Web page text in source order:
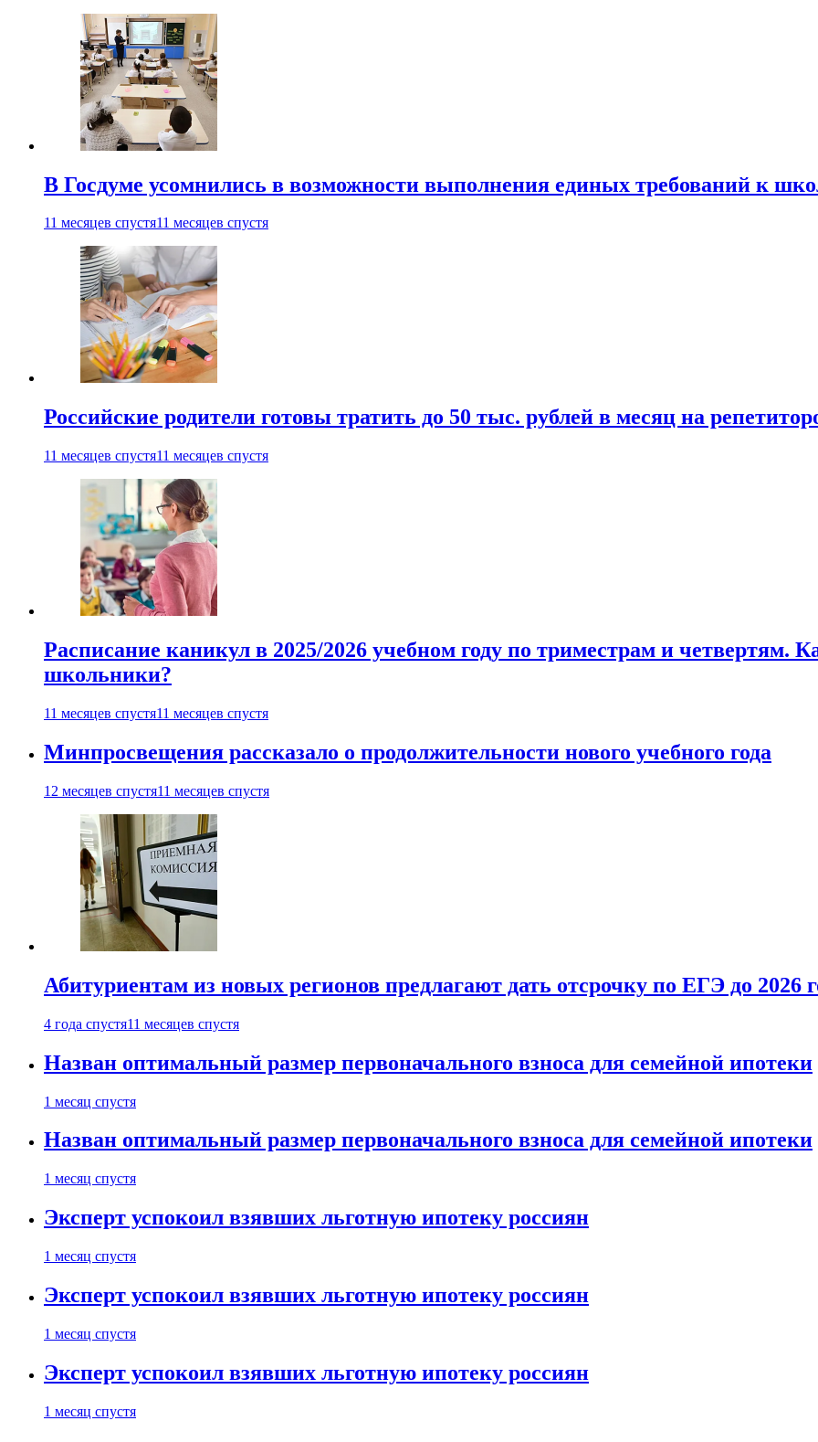
В Госдуме усомнились в возможности выполнения единых требований к
11 месяцев спустя11 месяцев спустя
Российские родители готовы тратить до 50 тыс. рублей в месяц на
11 месяцев спустя11 месяцев спустя
Расписание каникул в 2025/2026 учебном году по триместрам и четвертям.
школьники?
11 месяцев спустя11 месяцев спустя
Минпросвещения рассказало о продолжительности нового учебного года
12 месяцев спустя11 месяцев спустя
Абитуриентам из новых регионов предлагают дать отсрочку по ЕГЭ до 2026
4 года спустя11 месяцев спустя
Назван оптимальный размер первоначального взноса для семейной ипотеки
1 месяц спустя
Назван оптимальный размер первоначального взноса для семейной ипотеки
1 месяц спустя
Эксперт успокоил взявших льготную ипотеку россиян
1 месяц спустя
Эксперт успокоил взявших льготную ипотеку россиян
1 месяц спустя
Эксперт успокоил взявших льготную ипотеку россиян
1 месяц спустя